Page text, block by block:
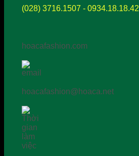
(028) 3716.1507 - 0934.18.18.42
hoacafashion.com
hoacafashion@hoaca.net